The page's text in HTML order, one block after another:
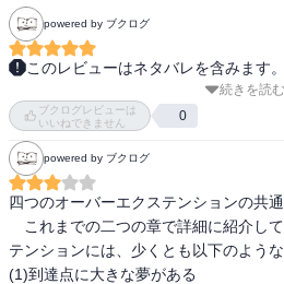
powered by ブクログ
このレビューはネタバレを含みます。
業務時間の20%を本来業務以外に当て
た。それで日本語入力ができた。
大きな目標、戦略的ビジョンでの直接
来のポテンシャルをどう大きくするか
を描く。
学習内容が豊富な業務は他人に任せな
無茶はたまにはした方がチャレンジで
続きを読む
ブクログレビューは
いいねできません
0
powered by ブクログ
四つのオーバーエクステンションの共
これまでの二つの章で詳細に紹介し
テンションには、少くとも以下のよう
(1)到達点に大きな夢がある